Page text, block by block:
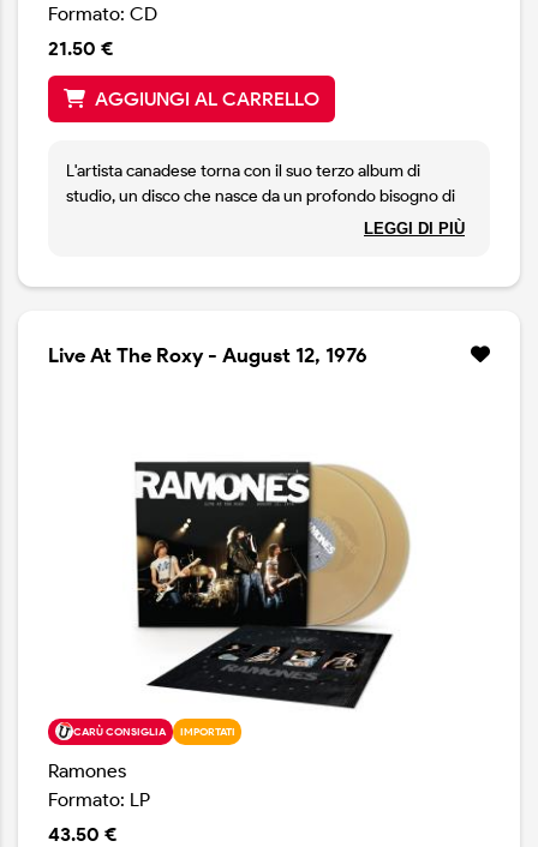
Formato: CD
21.50 €
AGGIUNGI AL CARRELLO
L'artista canadese torna con il suo terzo album di
studio, un disco che nasce da un profondo bisogno di
connessione umana e che si candida come il perfetto
soul.
LEGGI DI PIÙ
Live At The Roxy - August 12, 1976
CARÙ CONSIGLIA IMPORTATI
Ramones
Formato: LP
43.50 €